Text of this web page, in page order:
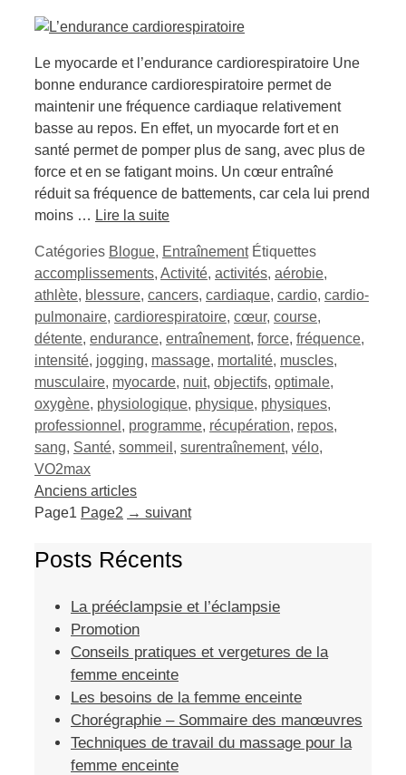
Le myocarde et l’endurance cardiorespiratoire Une
bonne endurance cardiorespiratoire permet de
maintenir une fréquence cardiaque relativement
basse au repos. En effet, un myocarde fort et en
santé permet de pomper plus de sang, avec plus de
force et en se fatigant moins. Un cœur entraîné
réduit sa fréquence de battements, car cela lui prend
moins … Lire la suite
Catégories Blogue, Entraînement Étiquettes
accomplissements, Activité, activités, aérobie,
athlète, blessure, cancers, cardiaque, cardio, cardio-
pulmonaire, cardiorespiratoire, cœur, course,
détente, endurance, entraînement, force, fréquence,
intensité, jogging, massage, mortalité, muscles,
musculaire, myocarde, nuit, objectifs, optimale,
oxygène, physiologique, physique, physiques,
professionnel , programme, récupération, repos,
sang, Santé, sommeil , surentraînement, vélo,
VO2max
Anciens articles
Page1 Page2 → suivant
Posts Récents
La prééclampsie et l’éclampsie
Promotion
Conseils pratiques et vergetures de la
femme enceinte
Les besoins de la femme enceinte
Chorégraphie – Sommaire des manœuvres
Techniques de travail du massage pour la
femme enceinte